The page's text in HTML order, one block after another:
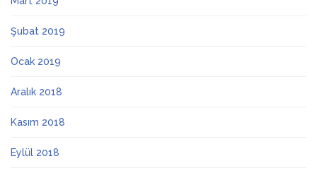
Şubat 2019
Ocak 2019
Aralık 2018
Kasım 2018
Eylül 2018